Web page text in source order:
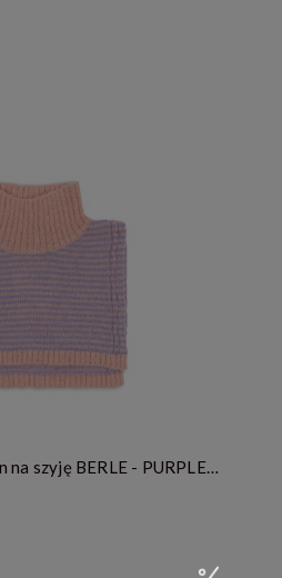
Konges Slojd - Komin na szyję BERLE - PURPLE/PINK DOLPHIN